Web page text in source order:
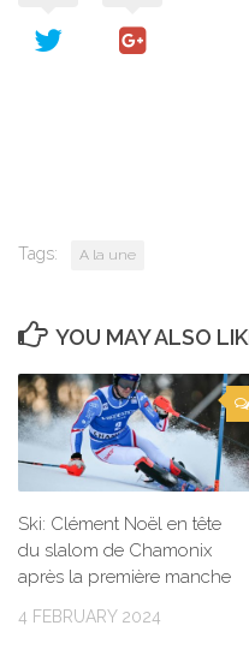
Tags: A la une
YOU MAY ALSO
Ski: Clément Noël en tête
du slalom de Chamonix
après la première manche
4 FEBRUARY 2024